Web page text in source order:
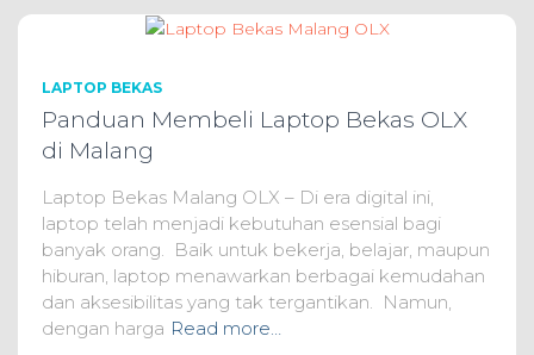
LAPTOP BEKAS
Panduan Membeli Laptop Bekas OLX
di Malang
Laptop Bekas Malang OLX – Di era digital ini,
laptop telah menjadi kebutuhan esensial bagi
banyak orang. Baik untuk bekerja, belajar, maupun
hiburan, laptop menawarkan berbagai kemudahan
dan aksesibilitas yang tak tergantikan. Namun,
dengan harga Read more…